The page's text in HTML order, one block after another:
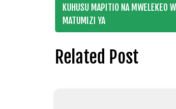
navigation
KUHUSU MAPITIO NA MWELEKEO
MATUMIZI YA
Related Post